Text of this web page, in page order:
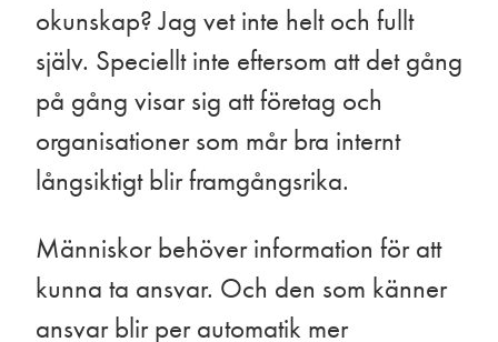
okunskap? Jag vet inte helt och fullt
själv. Speciellt inte eftersom att det gång
på gång visar sig att företag och
organisationer som mår bra internt
långsiktigt blir framgångsrika.
Människor behöver information för att
kunna ta ansvar. Och den som känner
ansvar blir per automatik mer